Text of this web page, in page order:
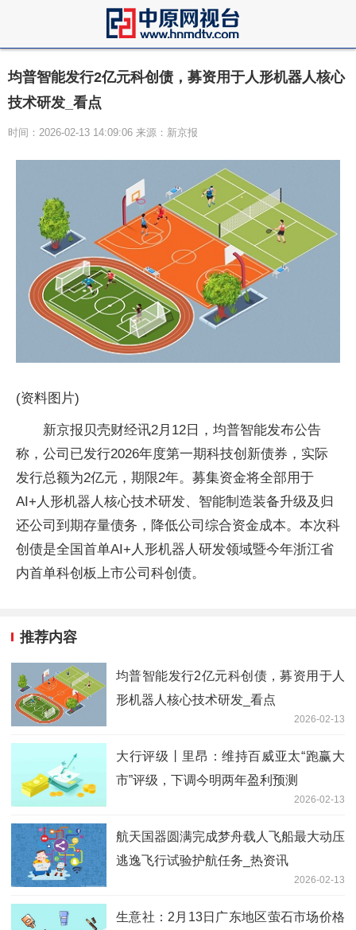
均普智能发行2亿元科创债，募资用于人形机器人核心
技术研发_看点
时间：2026-02-13 14:09:06 来源：新京报
(资料图片)
新京报贝壳财经讯2月12日，均普智能发布公告
称，公司已发行2026年度第一期科技创新债券，实际
发行总额为2亿元，期限2年。募集资金将全部用于
AI+人形机器人核心技术研发、智能制造装备升级及归
还公司到期存量债务，降低公司综合资金成本。本次科
创债是全国首单AI+人形机器人研发领域暨今年浙江省
内首单科创板上市公司科创债。
推荐内容
均普智能发行2亿元科创债，募资用于人
形机器人核心技术研发_看点
2026-02-13
大行评级丨里昂：维持百威亚太“跑赢大
市”评级，下调今明两年盈利预测
2026-02-13
航天国器圆满完成梦舟载人飞船最大动压
逃逸飞行试验护航任务_热资讯
2026-02-13
生意社：2月13日广东地区萤石市场价格